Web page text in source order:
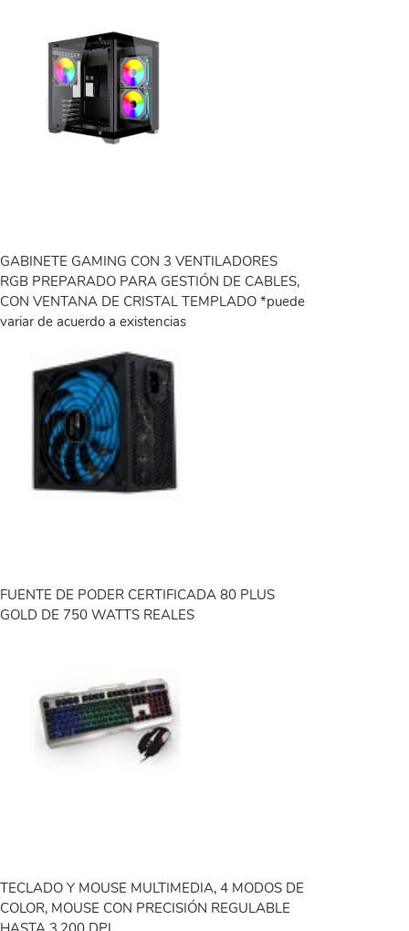
GABINETE GAMING CON 3 VENTILADORES
RGB PREPARADO PARA GESTIÓN DE CABLES,
CON VENTANA DE CRISTAL TEMPLADO *puede
variar de acuerdo a existencias
FUENTE DE PODER CERTIFICADA 80 PLUS
GOLD DE 750 WATTS REALES
TECLADO Y MOUSE MULTIMEDIA, 4 MODOS DE
COLOR, MOUSE CON PRECISIÓN REGULABLE